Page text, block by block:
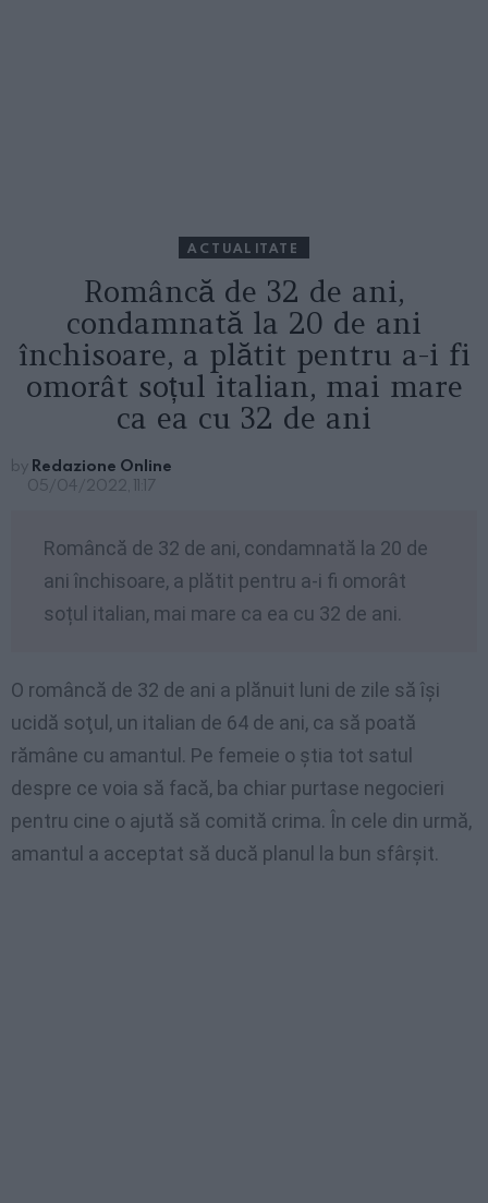
ACTUALITATE
Româncă de 32 de ani,
condamnată la 20 de ani
închisoare, a plătit pentru a-i fi
omorât soțul italian, mai mare
ca ea cu 32 de ani
by Redazione Online
05/04/2022, 11:17
Româncă de 32 de ani, condamnată la 20 de
ani închisoare, a plătit pentru a-i fi omorât
soțul italian, mai mare ca ea cu 32 de ani.
O româncă de 32 de ani a plănuit luni de zile să îşi
ucidă soţul, un italian de 64 de ani, ca să poată
rămâne cu amantul. Pe femeie o ştia tot satul
despre ce voia să facă, ba chiar purtase negocieri
pentru cine o ajută să comită crima. În cele din urmă,
amantul a acceptat să ducă planul la bun sfârşit.